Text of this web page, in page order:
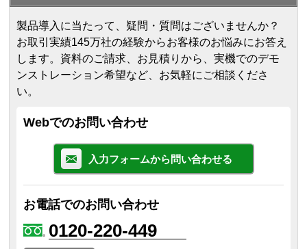
製品導入に当たって、疑問・質問はございませんか？
お取引実績145万社の経験からお客様のお悩みにお答え
します。 資料のご請求、お見積りから、実機でのデモ
ンストレーション希望など、お気軽にご相談くださ
い。
Webでのお問い合わせ
入力フォームから問い合わせる
お電話でのお問い合わせ
0120-220-449